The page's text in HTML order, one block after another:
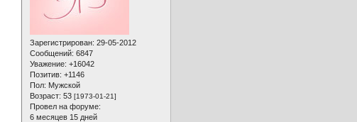
Зарегистрирован: 29-05-2012
Сообщений: 6847
Уважение: +16042
Позитив: +1146
Пол: Мужской
Возраст: 53 [1973-01-21]
Провел на форуме:
6 месяцев 15 дней